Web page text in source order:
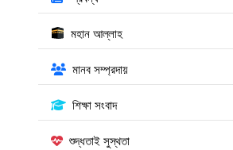
মহান আল্লাহ
মানব সম্প্রদায়
শিক্ষা সংবাদ
শুদ্ধতাই সুস্থতা